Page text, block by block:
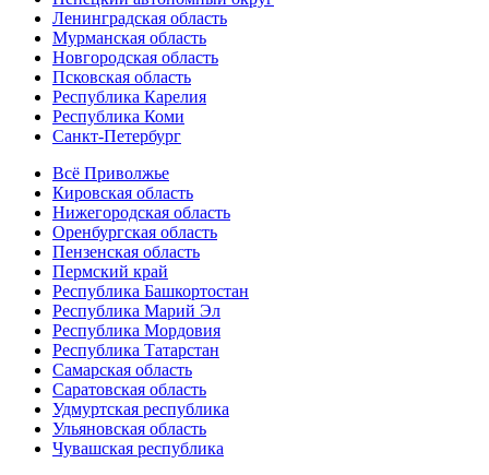
Ленинградская область
Мурманская область
Новгородская область
Псковская область
Республика Карелия
Республика Коми
Санкт-Петербург
Всё Приволжье
Кировская область
Нижегородская область
Оренбургская область
Пензенская область
Пермский край
Республика Башкортостан
Республика Марий Эл
Республика Мордовия
Республика Татарстан
Самарская область
Саратовская область
Удмуртская республика
Ульяновская область
Чувашская республика